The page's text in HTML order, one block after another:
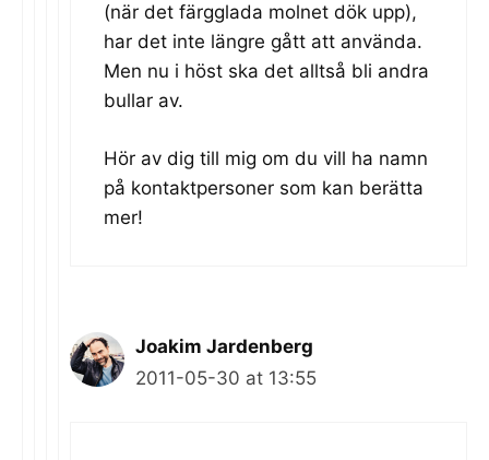
(när det färgglada molnet dök upp),
har det inte längre gått att använda.
Men nu i höst ska det alltså bli andra
bullar av.
Hör av dig till mig om du vill ha namn
på kontaktpersoner som kan berätta
mer!
Joakim Jardenberg
2011-05-30 at 13:55